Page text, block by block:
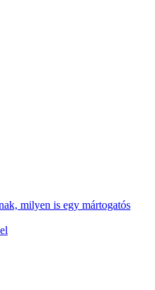
milyen is egy mártogatós